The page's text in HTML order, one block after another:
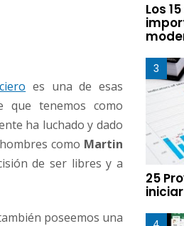
es una de esas
que tenemos como
ha luchado y dado
como Martin
de ser libres y a
poseemos una
Los
25